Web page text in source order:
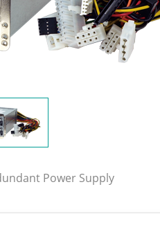
Power Supply